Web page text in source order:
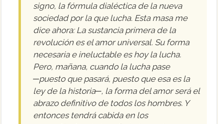
signo, la fórmula dialéctica de la nueva
sociedad por la que lucha. Esta masa me
dice ahora: La sustancia primera de la
revolución es el amor universal. Su forma
necesaria e ineluctable es hoy la lucha.
Pero, mañana, cuando la lucha pase
─puesto que pasará, puesto que esa es la
ley de la historia─, la forma del amor será el
abrazo definitivo de todos los hombres. Y
entonces tendrá cabida en los